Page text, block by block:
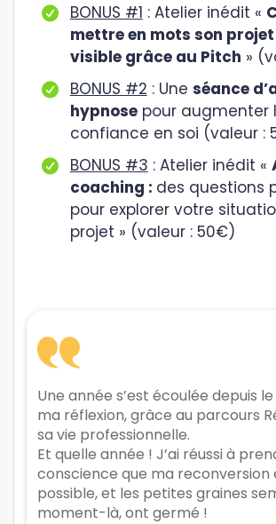
BONUS #1 : Atelier inédit «
mettre en mots son
visible grâce au Pitch »
BONUS #2 : Une séance
hypnosepour augmenter
confiance en soi (valeur :
BONUS #3 : Atelier inédit «
coaching : des questions
pour explorer votre
projet » (valeur : 50€)
Une année s’est écoulée depuis
ma réflexion, grâce au parcours
sa vie professionnelle.
Et quelle année ! J’ai réussi à
conscience que ma reconversion
possible, et les petites graines
moment-là, ont germé !